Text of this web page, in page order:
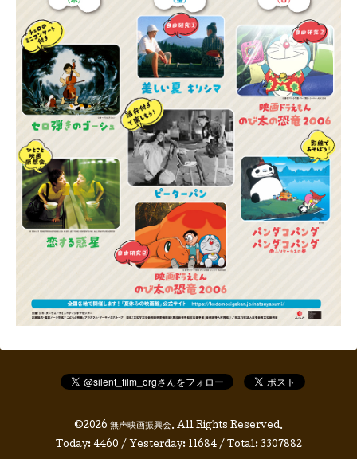
©2026 無声映画振興会. All Rights Reserved.
Today: 4460 / Yesterday: 11684/ Total: 3307882